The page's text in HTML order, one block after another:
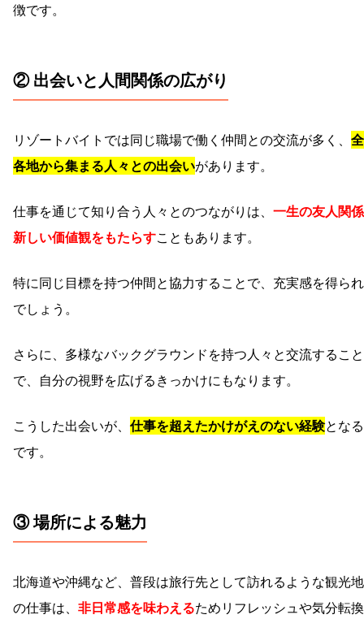
徴です。
② 出会いと人間関係の広がり
リゾートバイトでは同じ職場で働く仲間との交流が多く、
各地から集まる人々との出会いがあります。
仕事を通じて知り合う人々とのつながりは、 一生の友人関
新しい価値観をもたらすこともあります。
特に同じ目標を持つ仲間と協力することで、充実感を得ら
でしょう。
さらに、多様なバックグラウンドを持つ人々と交流すること
で、自分の視野を広げるきっかけにもなります。
こうした出会いが、 仕事を超えたかけがえのない経験とな
です。
③ 場所による魅力
北海道や沖縄など、普段は旅行先として訪れるような観光
の仕事は、 非日常感を味わえるためリフレッシュや気分転